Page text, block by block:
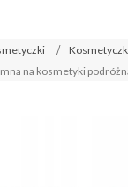
na kosmetyki